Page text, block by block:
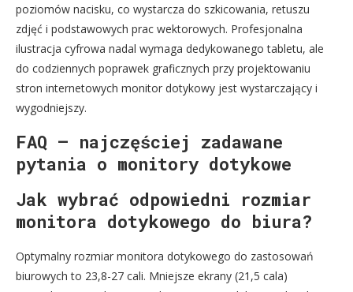
poziomów nacisku, co wystarcza do szkicowania, retuszu
zdjęć i podstawowych prac wektorowych. Profesjonalna
ilustracja cyfrowa nadal wymaga dedykowanego tabletu, ale
do codziennych poprawek graficznych przy projektowaniu
stron internetowych monitor dotykowy jest wystarczający i
wygodniejszy.
FAQ – najczęściej zadawane
pytania o monitory dotykowe
Jak wybrać odpowiedni rozmiar
monitora dotykowego do biura?
Optymalny rozmiar monitora dotykowego do zastosowań
biurowych to 23,8-27 cali. Mniejsze ekrany (21,5 cala)